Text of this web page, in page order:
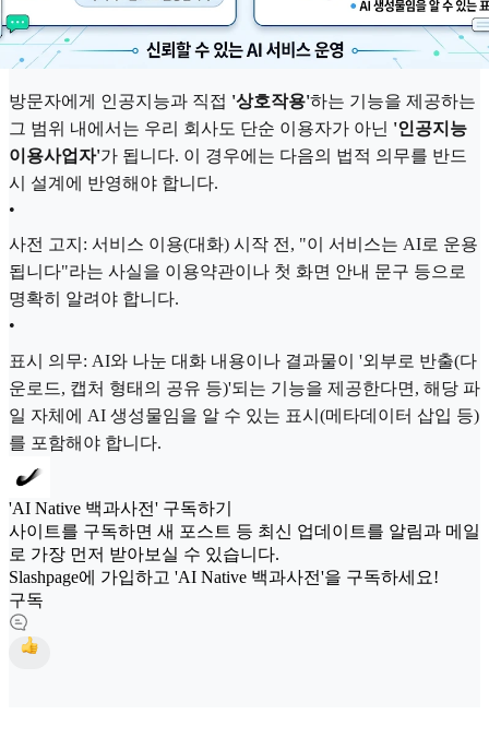
방문자에게 인공지능과 직접 '상호작용'하는 기능을 제공하는
그 범위 내에서는 우리 회사도 단순 이용자가 아닌 '인공지능
이용사업자'가 됩니다. 이 경우에는 다음의 법적 의무를 반드
시 설계에 반영해야 합니다.
•
사전 고지: 서비스 이용(대화) 시작 전, "이 서비스는 AI로 운용
됩니다"라는 사실을 이용약관이나 첫 화면 안내 문구 등으로
명확히 알려야 합니다.
•
표시 의무: AI와 나눈 대화 내용이나 결과물이 '외부로 반출(다
운로드, 캡처 형태의 공유 등)'되는 기능을 제공한다면, 해당 파
일 자체에 AI 생성물임을 알 수 있는 표시(메타데이터 삽입 등)
를 포함해야 합니다.
'AI Native 백과사전' 구독하기
사이트를 구독하면 새 포스트 등 최신 업데이트를 알림과 메일
로 가장 먼저 받아보실 수 있습니다.
Slashpage에 가입하고 'AI Native 백과사전'을 구독하세요!
구독